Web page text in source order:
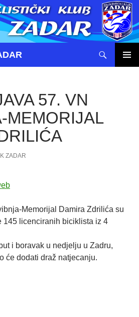
57. VN
MEMORIJAL
ZADAR
Memorijal Damira Zdrilića su
145 licenciranih biciklista iz 4
i boravak u nedjelju u Zadru,
će dodati draž natjecanju.